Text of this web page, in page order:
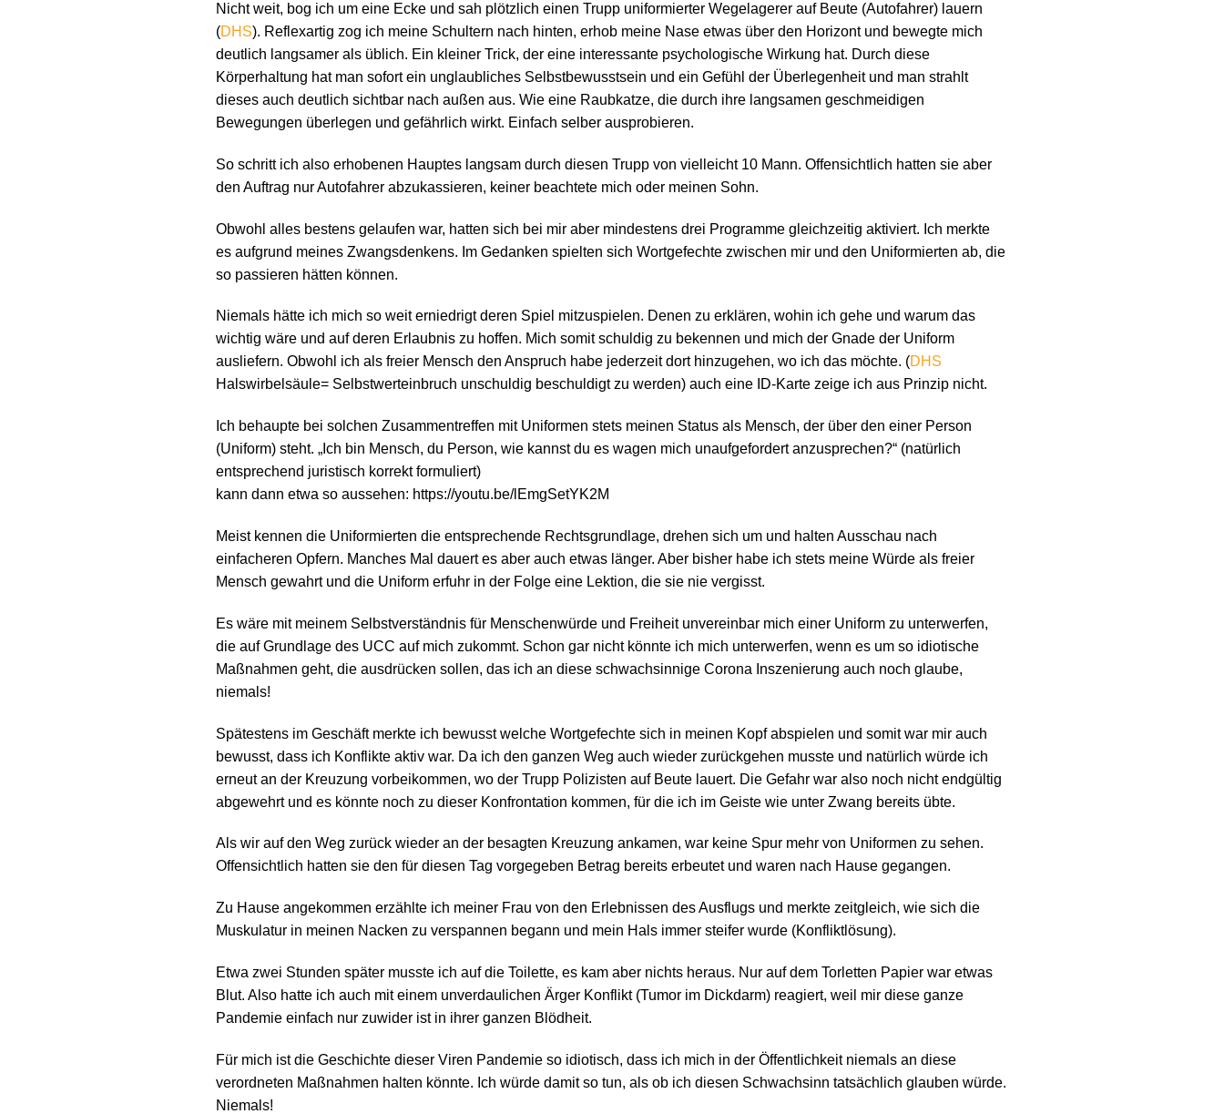
Nicht weit, bog ich um eine Ecke und sah plötzlich einen Trupp uniformierter Wegelagerer auf Beute (Autofahrer) lauern
(DHS). Reflexartig zog ich meine Schultern nach hinten, erhob meine Nase etwas über den Horizont und bewegte mich
deutlich langsamer als üblich. Ein kleiner Trick, der eine interessante psychologische Wirkung hat. Durch diese
Körperhaltung hat man sofort ein unglaubliches Selbstbewusstsein und ein Gefühl der Überlegenheit und man strahlt
dieses auch deutlich sichtbar nach außen aus. Wie eine Raubkatze, die durch ihre langsamen geschmeidigen
Bewegungen überlegen und gefährlich wirkt. Einfach selber ausprobieren.
So schritt ich also erhobenen Hauptes langsam durch diesen Trupp von vielleicht 10 Mann. Offensichtlich hatten sie aber
den Auftrag nur Autofahrer abzukassieren, keiner beachtete mich oder meinen Sohn.
Obwohl alles bestens gelaufen war, hatten sich bei mir aber mindestens drei Programme gleichzeitig aktiviert. Ich merkte
es aufgrund meines Zwangsdenkens. Im Gedanken spielten sich Wortgefechte zwischen mir und den Uniformierten ab, die
so passieren hätten können.
Niemals hätte ich mich so weit erniedrigt deren Spiel mitzuspielen. Denen zu erklären, wohin ich gehe und warum das
wichtig wäre und auf deren Erlaubnis zu hoffen. Mich somit schuldig zu bekennen und mich der Gnade der Uniform
ausliefern. Obwohl ich als freier Mensch den Anspruch habe jederzeit dort hinzugehen, wo ich das möchte. (DHS
Halswirbelsäule= Selbstwerteinbruch unschuldig beschuldigt zu werden) auch eine ID-Karte zeige ich aus Prinzip nicht.
Ich behaupte bei solchen Zusammentreffen mit Uniformen stets meinen Status als Mensch, der über den einer Person
(Uniform) steht. „Ich bin Mensch, du Person, wie kannst du es wagen mich unaufgefordert anzusprechen?“ (natürlich
entsprechend juristisch korrekt formuliert)
kann dann etwa so aussehen: https://youtu.be/lEmgSetYK2M
Meist kennen die Uniformierten die entsprechende Rechtsgrundlage, drehen sich um und halten Ausschau nach
einfacheren Opfern. Manches Mal dauert es aber auch etwas länger. Aber bisher habe ich stets meine Würde als freier
Mensch gewahrt und die Uniform erfuhr in der Folge eine Lektion, die sie nie vergisst.
Es wäre mit meinem Selbstverständnis für Menschenwürde und Freiheit unvereinbar mich einer Uniform zu unterwerfen,
die auf Grundlage des UCC auf mich zukommt. Schon gar nicht könnte ich mich unterwerfen, wenn es um so idiotische
Maßnahmen geht, die ausdrücken sollen, das ich an diese schwachsinnige Corona Inszenierung auch noch glaube,
niemals!
Spätestens im Geschäft merkte ich bewusst welche Wortgefechte sich in meinen Kopf abspielen und somit war mir auch
bewusst, dass ich Konflikte aktiv war. Da ich den ganzen Weg auch wieder zurückgehen musste und natürlich würde ich
erneut an der Kreuzung vorbeikommen, wo der Trupp Polizisten auf Beute lauert. Die Gefahr war also noch nicht endgültig
abgewehrt und es könnte noch zu dieser Konfrontation kommen, für die ich im Geiste wie unter Zwang bereits übte.
Als wir auf den Weg zurück wieder an der besagten Kreuzung ankamen, war keine Spur mehr von Uniformen zu sehen.
Offensichtlich hatten sie den für diesen Tag vorgegeben Betrag bereits erbeutet und waren nach Hause gegangen.
Zu Hause angekommen erzählte ich meiner Frau von den Erlebnissen des Ausflugs und merkte zeitgleich, wie sich die
Muskulatur in meinen Nacken zu verspannen begann und mein Hals immer steifer wurde (Konfliktlösung).
Etwa zwei Stunden später musste ich auf die Toilette, es kam aber nichts heraus. Nur auf dem Torletten Papier war etwas
Blut. Also hatte ich auch mit einem unverdaulichen Ärger Konflikt (Tumor im Dickdarm) reagiert, weil mir diese ganze
Pandemie einfach nur zuwider ist in ihrer ganzen Blödheit.
Für mich ist die Geschichte dieser Viren Pandemie so idiotisch, dass ich mich in der Öffentlichkeit niemals an diese
verordneten Maßnahmen halten könnte. Ich würde damit so tun, als ob ich diesen Schwachsinn tatsächlich glauben würde.
Niemals!